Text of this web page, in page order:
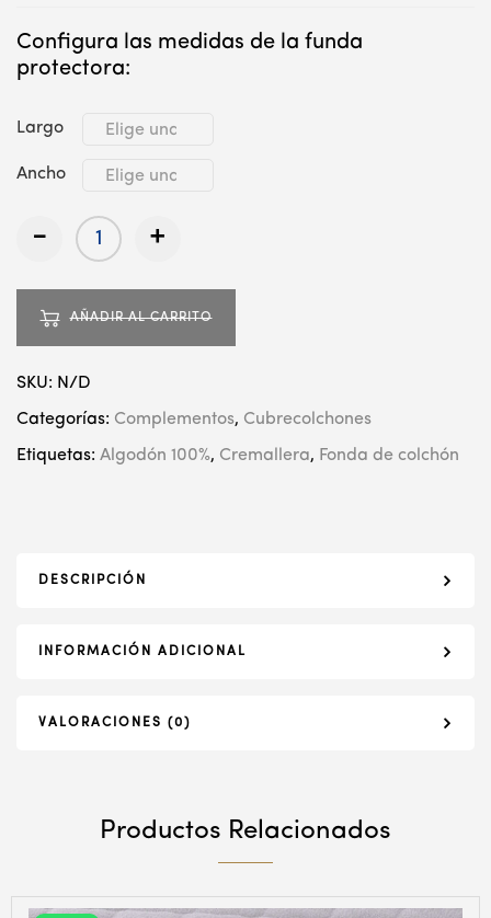
Configura las medidas de la funda
protectora:
Largo
Ancho
- +
AÑADIR AL CARRITO
SKU: N/D
Categorías: Complementos, Cubrecolchones
Etiquetas: Algodón 100%, Cremallera, Fonda de colchón
DESCRIPCIÓN
INFORMACIÓN ADICIONAL
VALORACIONES (0)
Productos Relacionados